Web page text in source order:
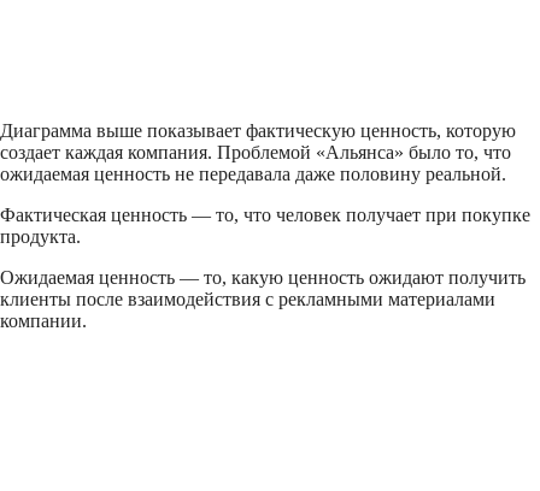
Диаграмма выше показывает фактическую ценность, которую
создает каждая компания. Проблемой «Альянса» было то, что
ожидаемая ценность не передавала даже половину реальной.
Фактическая ценность — то, что человек получает при покупке
продукта.
Ожидаемая ценность — то, какую ценность ожидают получить
клиенты после взаимодействия с рекламными материалами
компании.